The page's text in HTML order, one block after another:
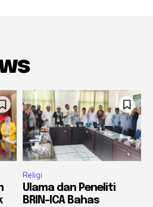
Religi
Ulama dan Peneliti
BRIN-ICA Bahas